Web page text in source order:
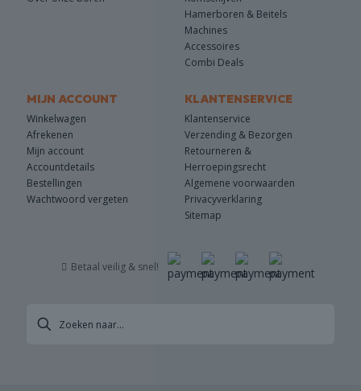
Hamerboren & Beitels
Machines
Accessoires
Combi Deals
MIJN ACCOUNT
Winkelwagen
Afrekenen
Mijn account
Accountdetails
Bestellingen
Wachtwoord vergeten
KLANTENSERVICE
Klantenservice
Verzending & Bezorgen
Retourneren &
Herroepingsrecht
Algemene voorwaarden
Privacyverklaring
Sitemap
Betaal veilig & snel!